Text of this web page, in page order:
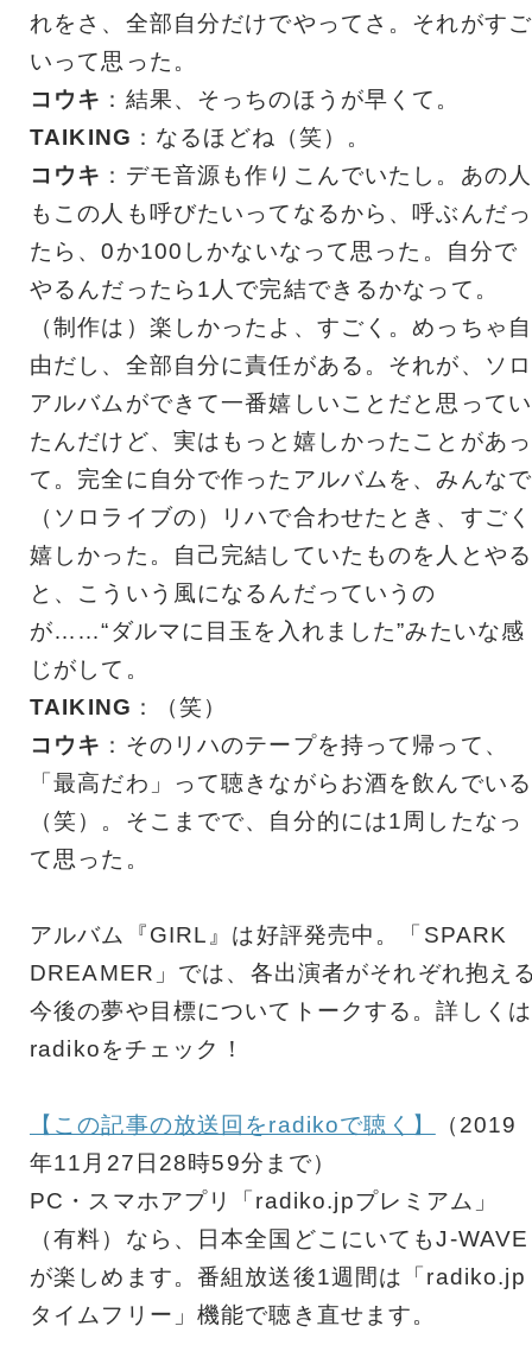
れをさ、全部自分だけでやってさ。それがすご
いって思った。
コウキ ：結果、そっちのほうが早くて。
TAIKING ：なるほどね（笑）。
コウキ ：デモ音源も作りこんでいたし。あの人
もこの人も呼びたいってなるから、呼ぶんだっ
たら、0か100しかないなって思った。自分で
やるんだったら1人で完結できるかなって。
（制作は）楽しかったよ、すごく。めっちゃ自
由だし、全部自分に責任がある。それが、ソロ
アルバムができて一番嬉しいことだと思ってい
たんだけど、実はもっと嬉しかったことがあっ
て。完全に自分で作ったアルバムを、みんなで
（ソロライブの）リハで合わせたとき、すごく
嬉しかった。自己完結していたものを人とやる
と、こういう風になるんだっていうの
が……“ダルマに目玉を入れました”みたいな感
じがして。
TAIKING ：（笑）
コウキ ：そのリハのテープを持って帰って、
「最高だわ」って聴きながらお酒を飲んでいる
（笑）。そこまでで、自分的には1周したなっ
て思った。
アルバム『GIRL』は好評発売中。「SPARK
DREAMER」では、各出演者がそれぞれ抱え
今後の夢や目標についてトークする。詳しくは
radikoをチェック！
【この記事の放送回をradikoで聴く】
（2019
年11月27日28時59分まで）
PC・スマホアプリ「radiko.jpプレミアム」
（有料）なら、日本全国どこにいてもJ-WAVE
が楽しめます。番組放送後1週間は「radiko.jp
タイムフリー」機能で聴き直せます。